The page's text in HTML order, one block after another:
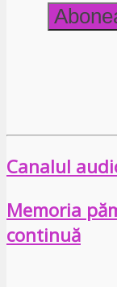
Canalul
Memoria
continuă